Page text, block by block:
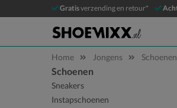
Gratisverzending en retour*
Home Jongens
Sla categorieën over
Schoenen
Sneakers
Instapschoenen